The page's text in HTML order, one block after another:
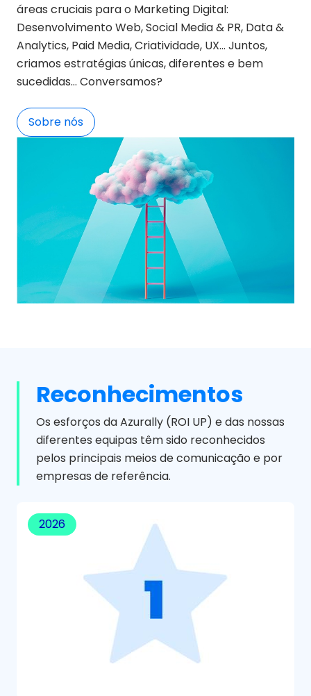
áreas cruciais para o Marketing Digital:
Desenvolvimento Web, Social Media & PR, Data &
Analytics, Paid Media, Criatividade, UX… Juntos,
criamos estratégias únicas, diferentes e bem
sucedidas… Conversamos?
Sobre nós
Reconhecimentos
Os esforços da Azurally (ROI UP) e das nossas
diferentes equipas têm sido reconhecidos
pelos principais meios de comunicação e por
empresas de referência.
2026